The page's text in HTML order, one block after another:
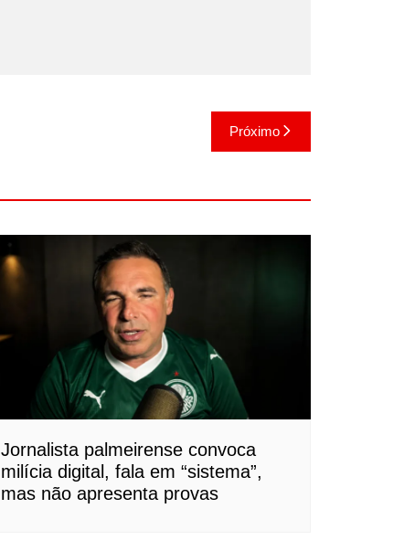
Próximo
Jornalista palmeirense convoca
milícia digital, fala em “sistema”,
mas não apresenta provas